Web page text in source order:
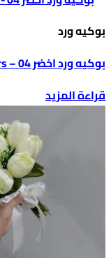
بوكيه ورد
بوكيه ورد اخضر 04 – A bouquet of green flowers
قراءة المزيد